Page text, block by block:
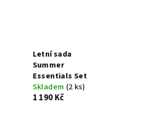
Letní sada
Summer
Essentials Set
Skladem (2 ks)
1 190 Kč